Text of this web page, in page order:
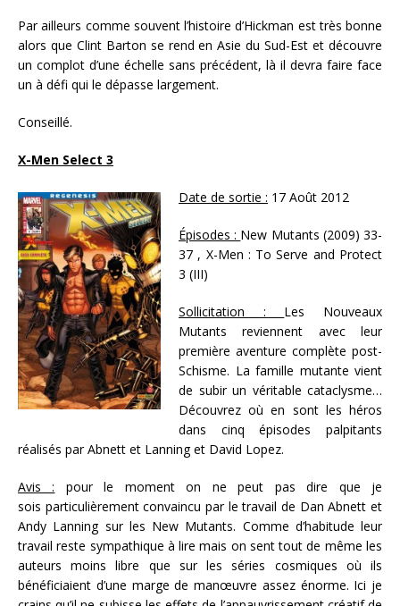
Par ailleurs comme souvent l’histoire d’Hickman est très bonne
alors que Clint Barton se rend en Asie du Sud-Est et découvre
un complot d’une échelle sans précédent, là il devra faire face
un à défi qui le dépasse largement.
Conseillé.
X-Men Select 3
Date de sortie : 17 Août 2012
Épisodes : New Mutants (2009) 33-
37 , X-Men : To Serve and Protect
3 (III)
Sollicitation : Les Nouveaux
Mutants reviennent avec leur
première aventure complète post-
Schisme. La famille mutante vient
de subir un véritable cataclysme…
Découvrez où en sont les héros
dans cinq épisodes palpitants
réalisés par Abnett et Lanning et David Lopez.
Avis : pour le moment on ne peut pas dire que je
sois particulièrement convaincu par le travail de Dan Abnett et
Andy Lanning sur les New Mutants. Comme d’habitude leur
travail reste sympathique à lire mais on sent tout de même les
auteurs moins libre que sur les séries cosmiques où ils
bénéficiaient d’une marge de manœuvre assez énorme. Ici je